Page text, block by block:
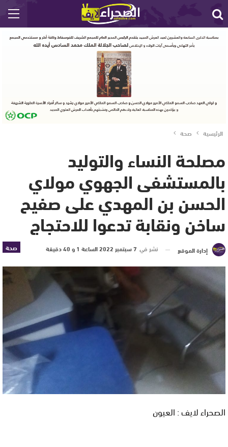
الرئيسية صحة
مصلحة النساء والتوليد
بالمستشفى الجهوي مولاي
الحسن بن المهدي على صفيح
ساخن ونقابة تدعوا للاحتجاج
صحة إدارة الموقع نشر في 7 سبتمبر 2022 الساعة 1 و 40 دقيقة
الصحراء لايف : العيون